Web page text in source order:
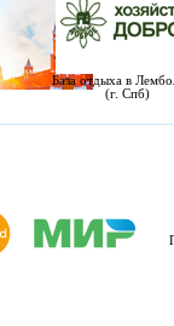
База отдыха в
(г. Спб)